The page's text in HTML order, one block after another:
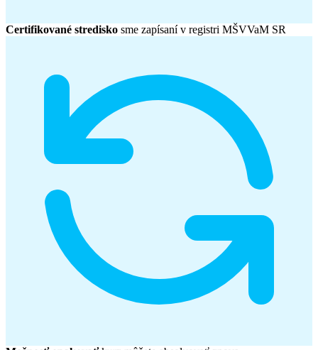
Certifikované stredisko sme zapísaní v registri MŠVVaM SR